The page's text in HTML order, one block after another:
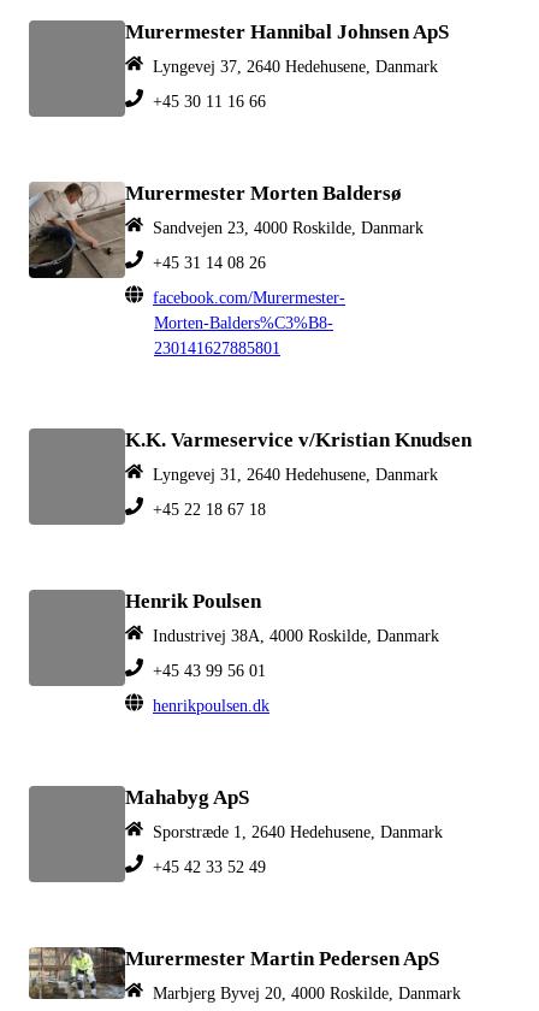
Murermester Hannibal Johnsen ApS
Lyngevej 37, 2640 Hedehusene, Danmark
+45 30 11 16 66
Murermester Morten Baldersø
Sandvejen 23, 4000 Roskilde, Danmark
+45 31 14 08 26
facebook.com/Murermester-
Morten-Balders%C3%B8-
230141627885801
K.K. Varmeservice v/Kristian Knudsen
Lyngevej 31, 2640 Hedehusene, Danmark
+45 22 18 67 18
Henrik Poulsen
Industrivej 38A, 4000 Roskilde, Danmark
+45 43 99 56 01
henrikpoulsen.dk
Mahabyg ApS
Sporstræde 1, 2640 Hedehusene, Danmark
+45 42 33 52 49
Murermester Martin Pedersen ApS
Marbjerg Byvej 20, 4000 Roskilde, Danmark